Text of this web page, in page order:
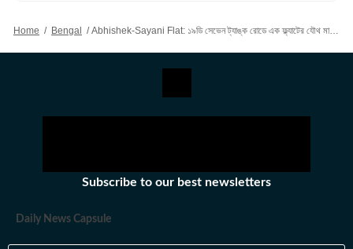
বিষয়ে তাঁর আগ্রহ সবচেয়ে বেশি। কলকাতা বিশ্ববিদ্যালয় থেকে সাংবাদিকতায়
ভারতে কাজ করার অভিজ্ঞতা রয়েছে অভিজিতের। এছাড়া আকাশবাণীতে রেডিও
জকি হিসেবেও কাজ করেছিলেন তিনি। খবরের জগৎ ছাড়া খেলাধুলো, ইতিহাসে
থেকে। এরপর কলকাতা বিশ্ববিদ্যালয় থেকে একই বিষয়ে স্নাতকোত্তর ডিগ্রি
বই পড়ে এবং বিভিন্ন বিষয়ে ডকুমেন্টারি দেখে।
Home / Bengal / Abhishek-Sayani Flat: ১৯ডি সেভেন ট্যাঙ্ক রোডে এক ফ্ল্যাটের যৌথ মালিক অভিষেক বন্দ্যোপাধ্যায় ও সায়নী ঘোষ, দাবি রিপোর্টে
Subscribe to our best newsletters
Daily News Capsule